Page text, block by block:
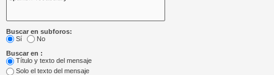
Buscar en subforos:
Sí
No
Buscar en :
Título y texto del mensaje
Solo el texto del mensaje